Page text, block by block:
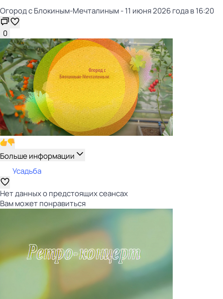
Огород с Блокиным-Мечталиным - 11 июня 2026 года в 16:20
0
Больше информации
Усадьба
Нет данных о предстоящих сеансах
Вам может понравиться